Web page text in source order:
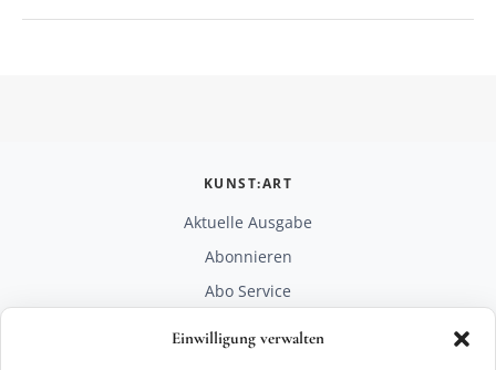
Einwilligung verwalten
KUNST:ART
Aktuelle Ausgabe
Abonnieren
Abo Service